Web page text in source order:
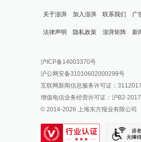
关于澎湃 加入澎湃 联系我们 广
法律声明 隐私政策 澎湃矩阵
澎湃新闻公众号
澎湃新闻抖音号
派生万物开放平台
IP SHANGHAI
SIXTH TONE
新
报料邮箱: news@thepaper.cn
沪ICP备14003370号
沪公网安备31010602000299号
互联网新闻信息服务许可证：
增值电信业务经营许可证：沪B2-
© 2014-2026 上海东方报业有限公司